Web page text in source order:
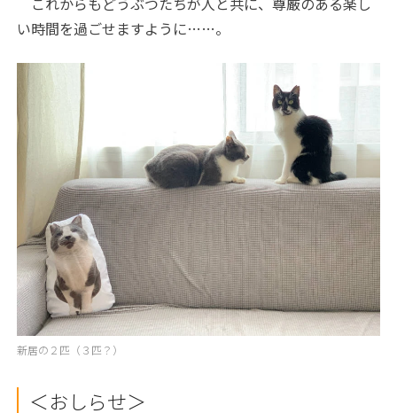
い時間を過ごせますように……。
新居の２匹（３匹？）
＜おしらせ＞